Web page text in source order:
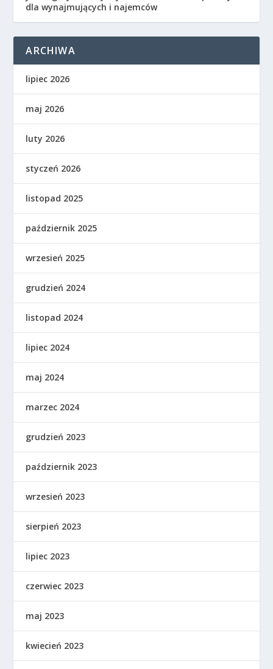
dla wynajmujących i najemców
ARCHIWA
lipiec 2026
maj 2026
luty 2026
styczeń 2026
listopad 2025
październik 2025
wrzesień 2025
grudzień 2024
listopad 2024
lipiec 2024
maj 2024
marzec 2024
grudzień 2023
październik 2023
wrzesień 2023
sierpień 2023
lipiec 2023
czerwiec 2023
maj 2023
kwiecień 2023